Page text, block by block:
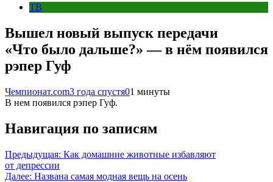
ТВ
Вышел новый выпуск передачи
«Что было дальше?» — в нём появился
рэпер Гуф
Чемпионат.com3 года спустя01 минуты
В нем появился рэпер Гуф.
Навигация по записям
Предыдущая: Как домашние животные избавляют
от депрессии
Далее: Названа самая модная вещь на осень